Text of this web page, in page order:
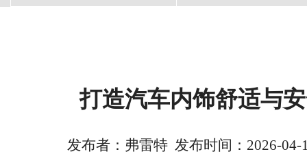
打造汽车内饰舒适与
发布者：弗雷特 发布时间：2026-04-